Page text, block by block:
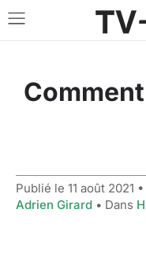
Publié le 11 août 2021
Adrien Girard • Dans